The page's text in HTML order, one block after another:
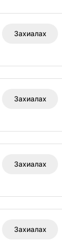
Захиалах
Захиалах
Захиалах
Захиалах